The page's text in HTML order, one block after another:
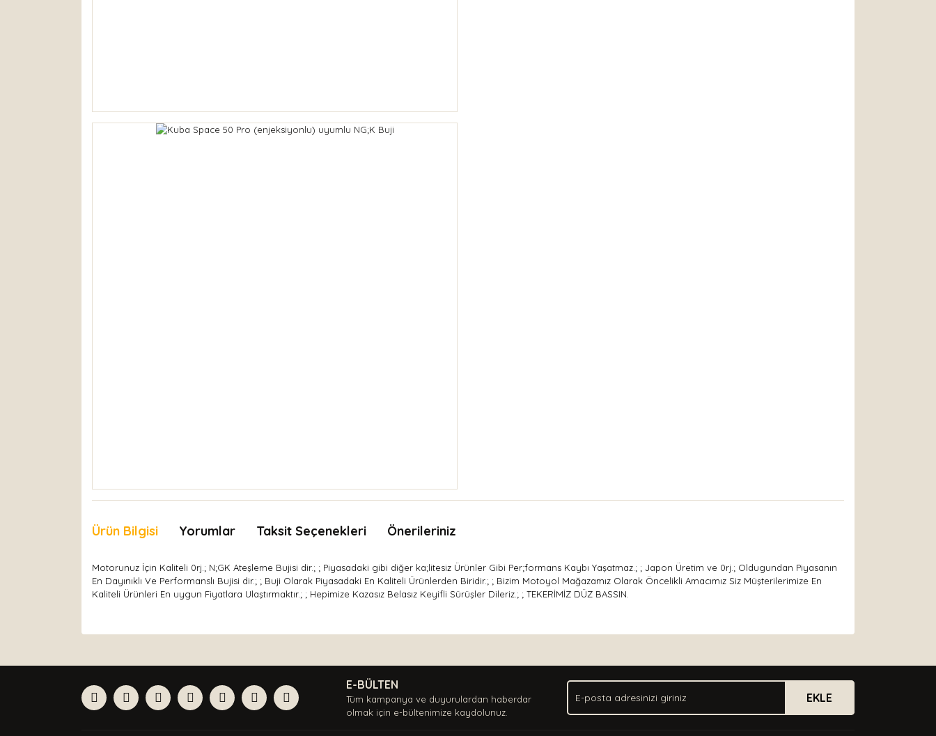
Ürün Bilgisi Yorumlar Taksit Seçenekleri Önerileriniz
Motorunuz İçin Kaliteli 0rj.; N;GK Ateşleme Bujisi dir.; ; Piyasadaki gibi diğer ka;litesiz Ürünler Gibi Per;formans Kaybı Yaşatmaz.; ; Japon Üretim ve 0rj.; Oldugundan Piyasanın
En Dayınıklı Ve Performanslı Bujisi dir.; ; Buji Olarak Piyasadaki En Kaliteli Ürünlerden Biridir.; ; Bizim Motoyol Mağazamız Olarak Öncelikli Amacımız Siz Müşterilerimize En
Kaliteli Ürünleri En uygun Fiyatlara Ulaştırmaktır.; ; Hepimize Kazasız Belasız Keyifli Sürüşler Dileriz.; ; TEKERİMİZ DÜZ BASSIN.
Ürün açıklamasında eksik bilgiler bulunuyor.
E-BÜLTEN
Tüm kampanya ve duyurulardan haberdar
olmak için e-bültenimize kaydolunuz.
EKLE